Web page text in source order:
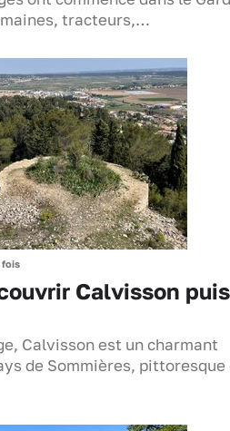
tracteurs,…
fois
Calvisson
Calvisson est un charmant
de Sommières, pittoresque